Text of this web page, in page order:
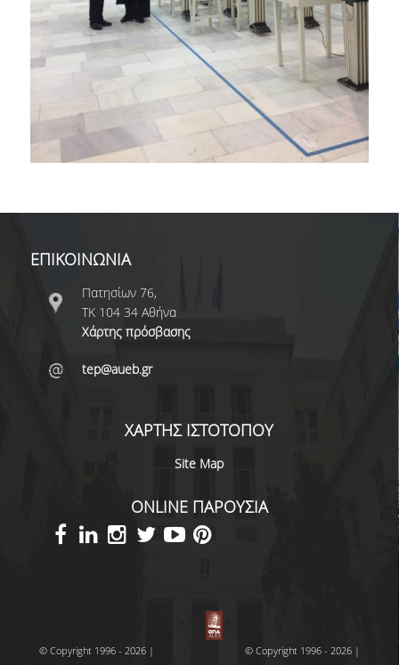
ΕΠΙΚΟΙΝΩΝΙΑ
Πατησίων 76,
ΤΚ 104 34 Αθήνα
Χάρτης πρόσβασης
tep@aueb.gr
ΧΑΡΤΗΣ ΙΣΤΟΤΟΠΟΥ
Site Map
ONLINE ΠΑΡΟΥΣΙΑ
© Copyright 1996 - 2026 | © Copyright 1996 - 2026 |